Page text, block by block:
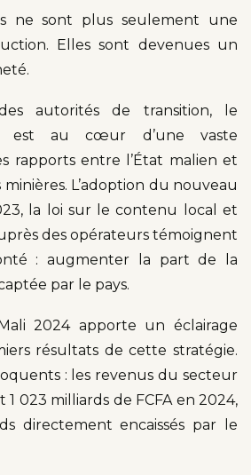
ne sont plus seulement une
Elles sont devenues un
autorités de transition, le
est au cœur d’une vaste
rapports entre l’État malien et
L’adoption du nouveau
la loi sur le contenu local et
des opérateurs témoignent
: augmenter la part de la
par le pays.
2024 apporte un éclairage
résultats de cette stratégie.
: les revenus du secteur
023 milliards de FCFA en 2024,
directement encaissés par le